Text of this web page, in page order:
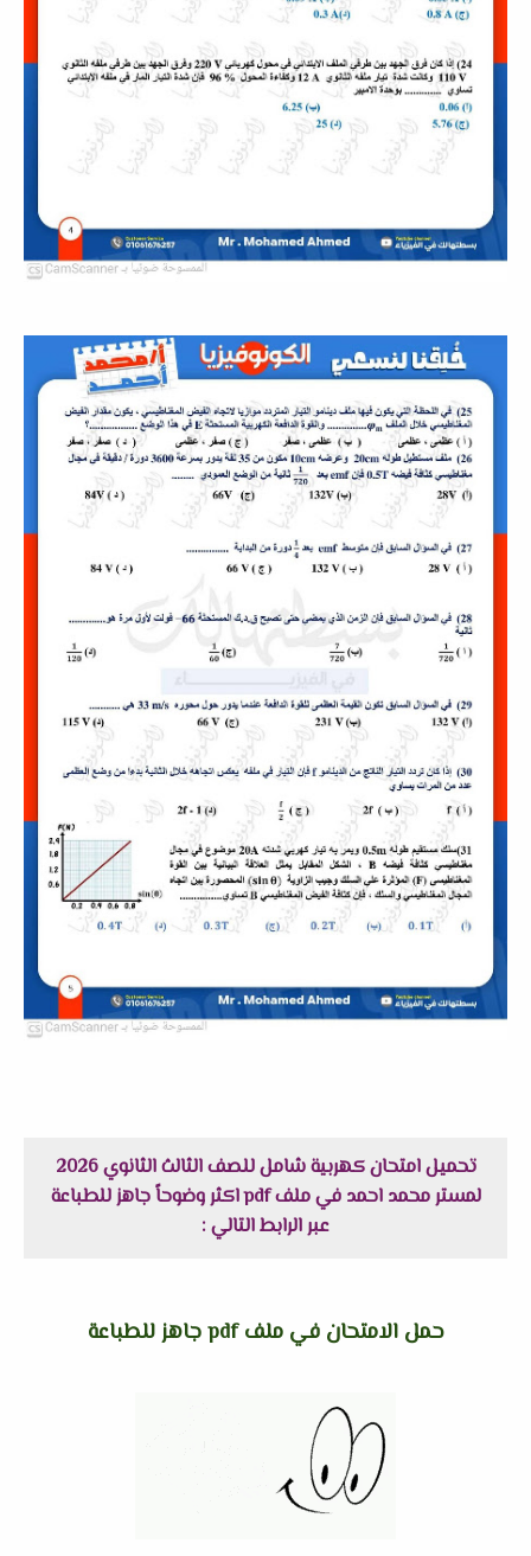
تحميل امتحان كهربية شامل للصف الثالث الثانوي 2026
لمستر محمد احمد في ملف pdf اكثر وضوحاً جاهز للطباعة
عبر الرابط التالي :
حمل الامتحان في ملف pdf جاهز للطباعة